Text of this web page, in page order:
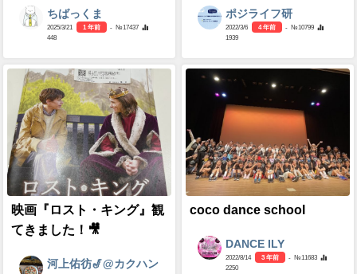
ちばっくま
2025/3/21 1 年前
- №17437
448
ポジライフ研
2022/3/6 4 年前
- №10799
1939
映画『ロスト・キング』観
てきました！🎥
河上佑彷🎷@カクハン
coco dance school
DANCE ILY
2022/8/14 3 年前
- №11683
2250